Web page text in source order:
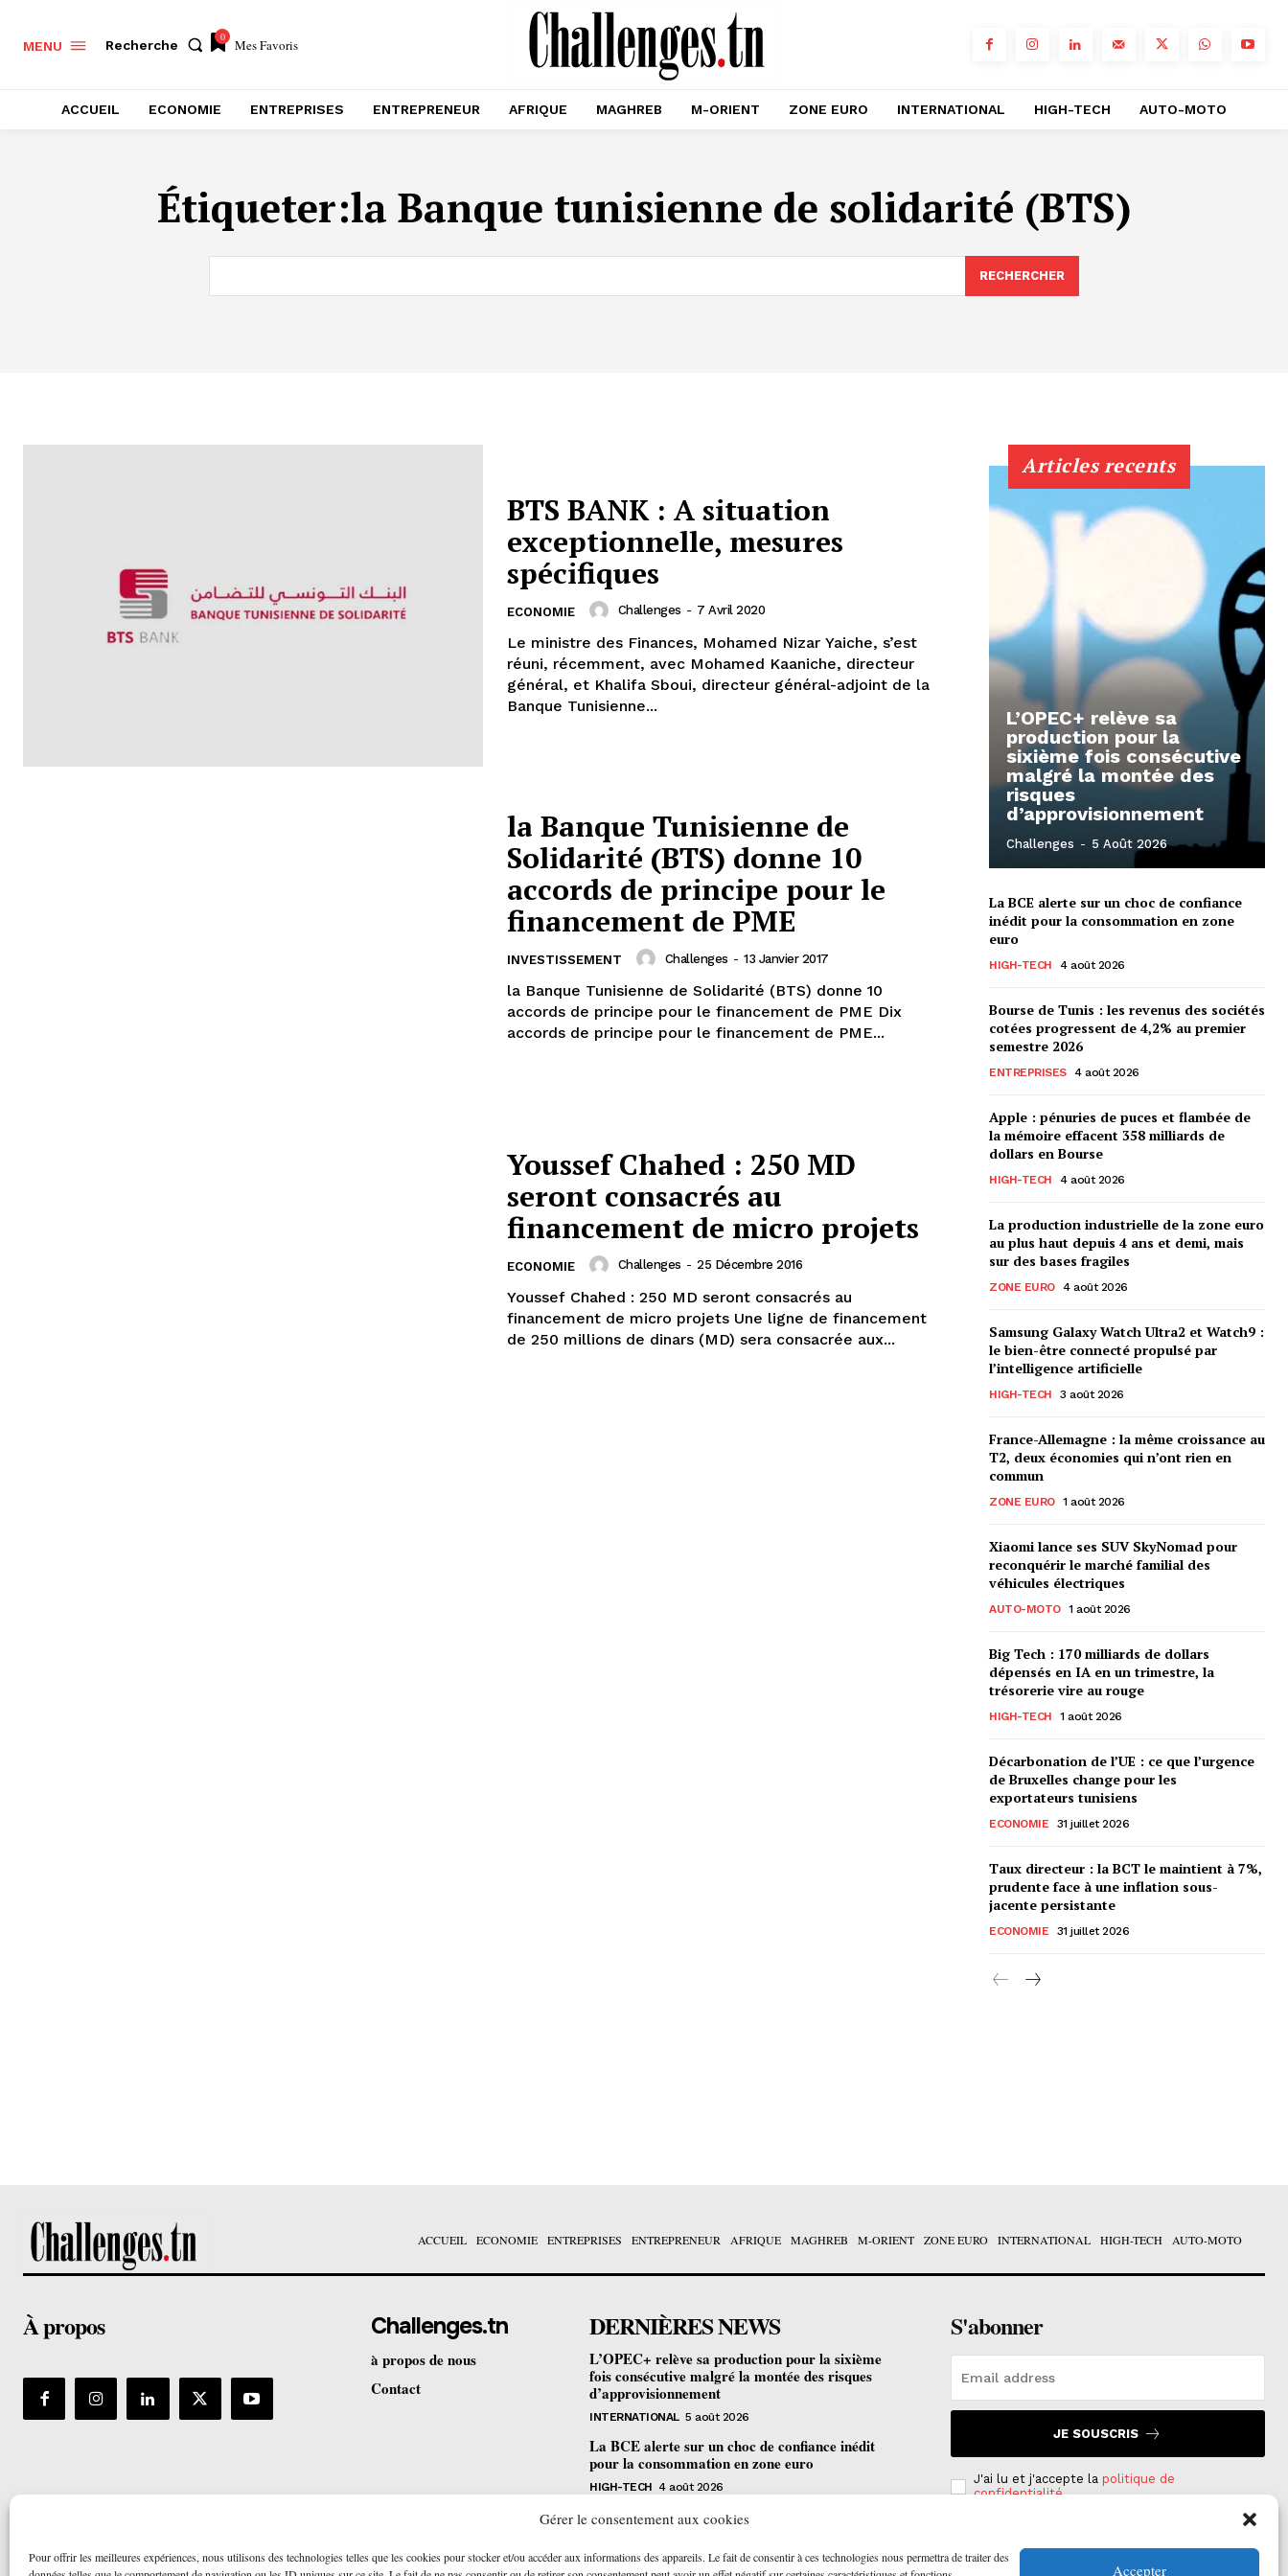
Gérer le consentement aux cookies
Pour offrir les meilleures expériences, nous utilisons des technologies telles que les cookies pour stocker et/ou accéder aux informations des appareils. Le fait de consentir à ces technologies nous permettra de traiter des
Accepter
MENU Recherche
0 Mes Favoris
ACCUEIL ECONOMIE ENTREPRISES ENTREPRENEUR AFRIQUE MAGHREB M-ORIENT ZONE EURO INTERNATIONAL HIGH-TECH AUTO-MOTO
Étiqueter:la Banque tunisienne de solidarité (BTS)
RECHERCHER
BTS BANK : A situation
exceptionnelle, mesures
spécifiques
ECONOMIE Challenges - 7 Avril 2020
Le ministre des Finances, Mohamed Nizar Yaiche, s’est
réuni, récemment, avec Mohamed Kaaniche, directeur
général, et Khalifa Sboui, directeur général-adjoint de la
Banque Tunisienne...
la Banque Tunisienne de
Solidarité (BTS) donne 10
accords de principe pour le
financement de PME
INVESTISSEMENT Challenges - 13 Janvier 2017
la Banque Tunisienne de Solidarité (BTS) donne 10
accords de principe pour le financement de PME Dix
accords de principe pour le financement de PME...
Youssef Chahed : 250 MD
seront consacrés au
financement de micro projets
ECONOMIE Challenges - 25 Décembre 2016
Youssef Chahed : 250 MD seront consacrés au
financement de micro projets Une ligne de financement
de 250 millions de dinars (MD) sera consacrée aux...
Articles recents
L’OPEC+ relève sa
production pour la
sixième fois consécutive
malgré la montée des
risques
d’approvisionnement
Challenges - 5 Août 2026
La BCE alerte sur un choc de confiance
inédit pour la consommation en zone
euro
HIGH-TECH 4 août 2026
Bourse de Tunis : les revenus des sociétés
cotées progressent de 4,2% au premier
semestre 2026
ENTREPRISES 4 août 2026
Apple : pénuries de puces et flambée de
la mémoire effacent 358 milliards de
dollars en Bourse
HIGH-TECH 4 août 2026
La production industrielle de la zone euro
au plus haut depuis 4 ans et demi, mais
sur des bases fragiles
ZONE EURO 4 août 2026
Samsung Galaxy Watch Ultra2 et Watch9 :
le bien-être connecté propulsé par
l’intelligence artificielle
HIGH-TECH 3 août 2026
France-Allemagne : la même croissance au
T2, deux économies qui n’ont rien en
commun
ZONE EURO 1 août 2026
Xiaomi lance ses SUV SkyNomad pour
reconquérir le marché familial des
véhicules électriques
AUTO-MOTO 1 août 2026
Big Tech : 170 milliards de dollars
dépensés en IA en un trimestre, la
trésorerie vire au rouge
HIGH-TECH 1 août 2026
Décarbonation de l’UE : ce que l’urgence
de Bruxelles change pour les
exportateurs tunisiens
ECONOMIE 31 juillet 2026
Taux directeur : la BCT le maintient à 7%,
prudente face à une inflation sous-
jacente persistante
ECONOMIE 31 juillet 2026
ACCUEIL ECONOMIE ENTREPRISES ENTREPRENEUR AFRIQUE MAGHREB M-ORIENT ZONE EURO INTERNATIONAL HIGH-TECH AUTO-MOTO
À propos Challenges.tn
à propos de nous
Contact
DERNIÈRES NEWS
L’OPEC+ relève sa production pour la sixième
fois consécutive malgré la montée des risques
d’approvisionnement
INTERNATIONAL 5 août 2026
La BCE alerte sur un choc de confiance inédit
pour la consommation en zone euro
HIGH-TECH 4 août 2026
Bourse de Tunis : les revenus des sociétés cotées
ENTREPRISES 4 août 2026
S'abonner
JE SOUSCRIS
J'ai lu et j'accepte la politique de
confidentialité.